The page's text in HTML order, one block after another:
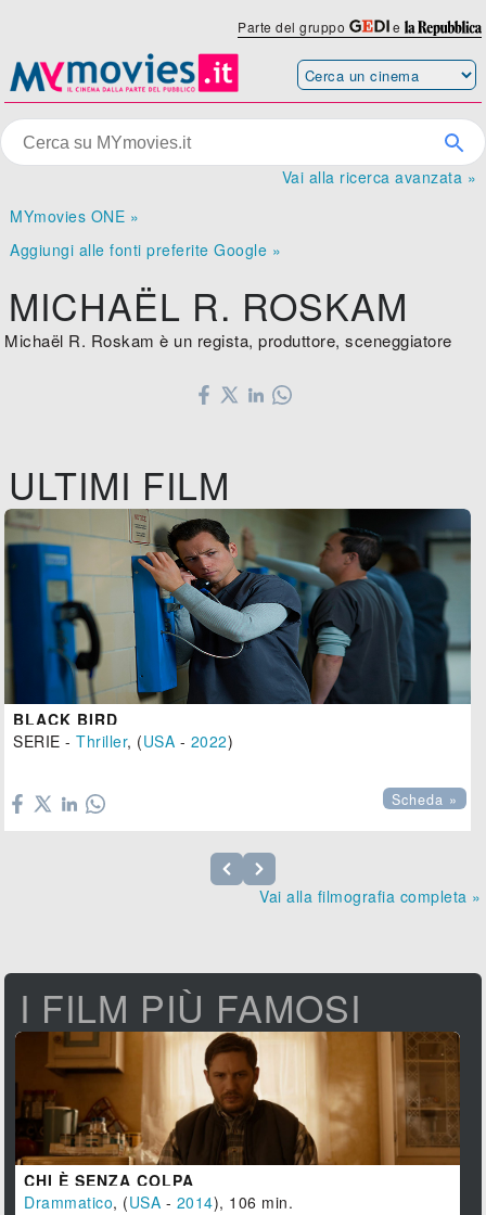
Parte del gruppo e
Vai alla ricerca avanzata »
MYmovies ONE »
Aggiungi alle fonti preferite Google »
MICHAËL R. ROSKAM
Michaël R. Roskam è un regista, produttore, sceneggiatore
ULTIMI FILM
BLACK BIRD
SERIE -Thriller, (USA - 2022)
Scheda »
Vai alla filmografia completa »
I FILM PIÙ FAMOSI
CHI È SENZA COLPA
Drammatico, (USA - 2014), 106 min.